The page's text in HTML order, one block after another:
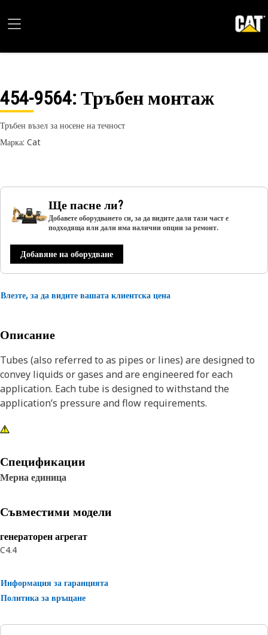
454-9564: Тръбен монтаж
Тръбен възел за носене на течност
Марка: Cat
Ще пасне ли?
Добавете оборудването си, за да видите дали тази част е
подходяща или дали има налични опции за ремонт.
Добавяне на оборудване
Влезте, за да видите вашата клиентска цена
Описание
Tubes (also referred to as pipes or lines) are designed to
convey liquids or gases and are engineered for each
application. Each tube is designed to withstand the
application’s pressure and flow requirements.
Спецификации
Мерна единица
Съвместими модели
генераторен агрегат
C4.4
Информация за гаранцията
Политика за връщане